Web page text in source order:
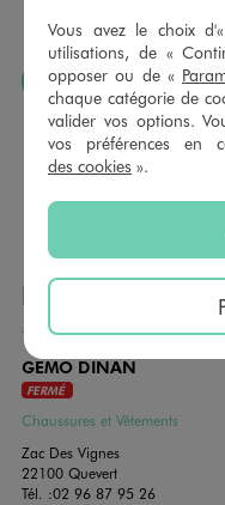
conditions en
J’AIME FAIRE
Nous vous
montant au choix
GÉMO sont
dans de jolies
NOS AUTRES
GEMO DINAN
FERMÉ
Chaussures et Vêtements
Zac Des Vignes
22100 Quevert
Tél. :02 96 87 95 26
Vous avez le choix
utilisations, de «
opposer ou de «
chaque catégorie de
valider vos options.
vos préférences en
des cookies ».